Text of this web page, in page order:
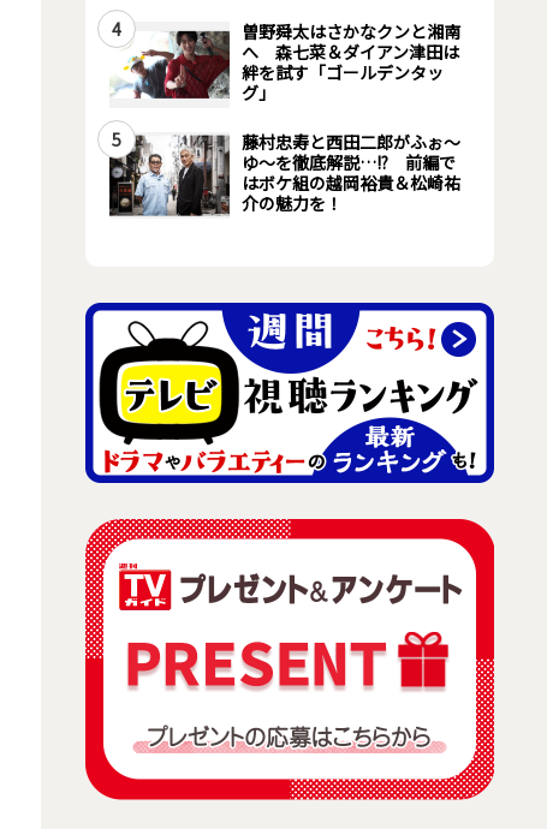
4
曽野舜太はさかなクンと湘南
へ 森七菜＆ダイアン津田は
絆を試す「ゴールデンタッ
グ」
5
藤村忠寿と西田二郎がふぉ～
ゆ～を徹底解説…!? 前編で
はボケ組の越岡裕貴＆松崎祐
介の魅力を！